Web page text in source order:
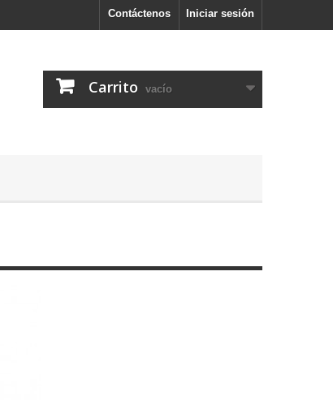
Iniciar sesión
Contáctenos
Carrito vacío